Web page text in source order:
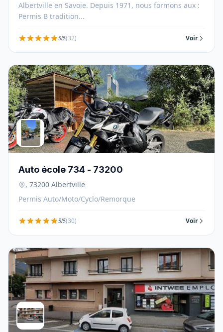
Albertville en Savoie. Depuis 1971, nous formons aux :
Permis B tradition...
5/5(32) Voir
Auto école 734 - 73200
, 73200 Albertville
Permis Auto/Moto/Cyclo/Remorque
5/5(30) Voir